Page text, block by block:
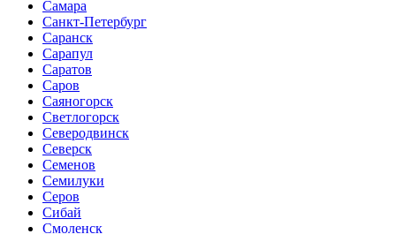
Самара
Санкт-Петербург
Саранск
Сарапул
Саратов
Саров
Саяногорск
Светлогорск
Северодвинск
Северск
Семенов
Семилуки
Серов
Сибай
Смоленск